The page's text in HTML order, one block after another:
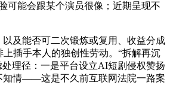
可能会跟某个演员很像；近期呈现不
及能否可二次锻炼或复用、收益分成
插手本人的独创性劳动。“拆解再沉
理径：一是平台设立AI短剧侵权赞扬
知情——这是不久前互联网法院一路案